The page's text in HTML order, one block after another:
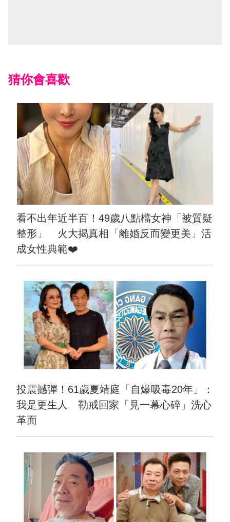
猜你會喜歡
看不出年近半百！49歲八點檔女神「被質疑
整形」 火大揭真相「離婚反而變更美」活
成女性典範❤️
投震撼彈！61歲夏靖庭「自爆吸毒20年」：
我是更生人 勒戒回家「見一幕心碎」洗心
革面